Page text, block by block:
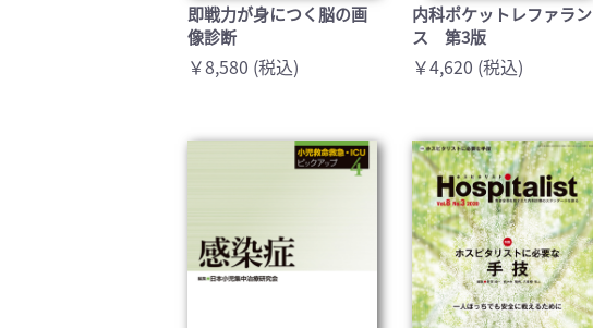
即戦力が身につく脳の画
像診断
￥8,580 (税込)
内科ポケットレファラン
ス 第3版
￥4,620 (税込)